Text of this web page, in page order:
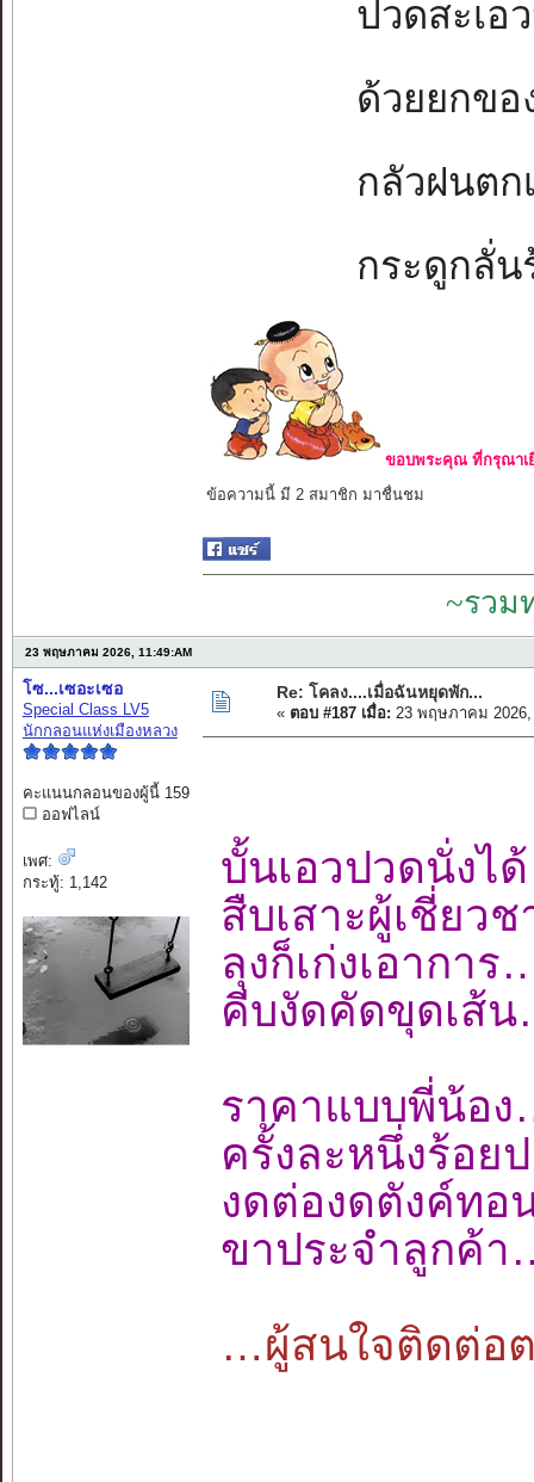
ปวดสะเอ
ด้วยยกขอ
กลัวฝนตก
กระดูกลั่น
ขอบพระคุณ ที่กรุณาเ
ข้อความนี้ มี 2 สมาชิก มาชื่นชม
~รวม
23 พฤษภาคม 2026, 11:49:AM
โซ...เซอะเซอ
Special Class LV5
นักกลอนแห่งเมืองหลวง
คะแนนกลอนของผู้นี้ 159
ออฟไลน์
เพศ:
กระทู้: 1,142
Re: โคลง....เมื่อฉันหยุดพัก...
« ตอบ #187 เมื่อ: 23 พฤษภาคม 2026,
บั้นเอวปวดนั่ง
สืบเสาะผู้เชี่ย
ลุงก็เก่งเอาก
คีบงัดคัดขุดเ
ราคาแบบพี่น้
ครั้งละหนึ่งร้อ
งดต่องดตังค์ท
ขาประจำลูกค้
…ผู้สนใจติดต่อต